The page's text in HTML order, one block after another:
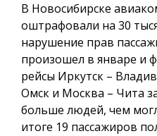
В Новосибирске
оштрафовали на 30
нарушение прав
произошел в январе и
рейсы Иркутск –
Омск и Москва – Чита
больше людей, чем
итоге 19 пассажиров